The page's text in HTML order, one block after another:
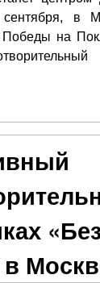
в
Победы на